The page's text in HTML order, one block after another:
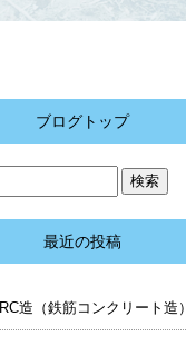
ブログトップ
最近の投稿
RC造（鉄筋コンクリート造）解体の特徴